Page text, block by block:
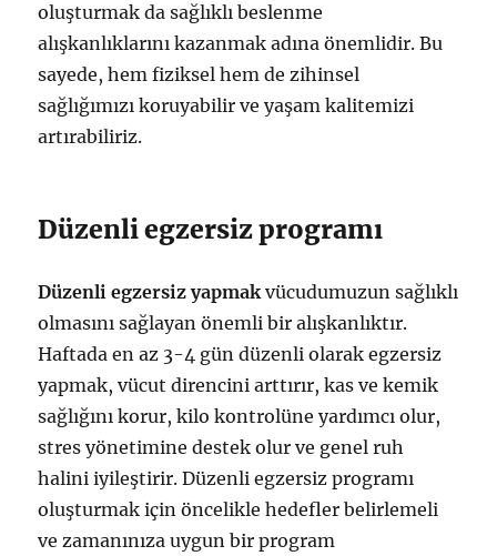
oluşturmak da sağlıklı beslenme
alışkanlıklarını kazanmak adına önemlidir. Bu
sayede, hem fiziksel hem de zihinsel
sağlığımızı koruyabilir ve yaşam kalitemizi
artırabiliriz.
Düzenli egzersiz programı
Düzenli egzersiz yapmakvücudumuzun sağlıklı
olmasını sağlayan önemli bir alışkanlıktır.
Haftada en az 3-4 gün düzenli olarak egzersiz
yapmak, vücut direncini arttırır, kas ve kemik
sağlığını korur, kilo kontrolüne yardımcı olur,
stres yönetimine destek olur ve genel ruh
halini iyileştirir. Düzenli egzersiz programı
oluşturmak için öncelikle hedefler belirlemeli
ve zamanınıza uygun bir program